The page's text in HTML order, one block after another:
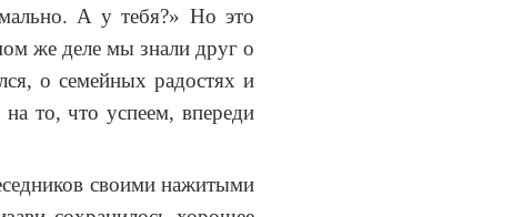
А у тебя?» Но это
же деле мы знали друг о
о семейных радостях и
то, что успеем, впереди
своими нажитыми